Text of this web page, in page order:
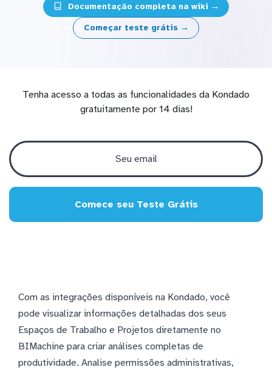
Documentação completa na wiki →
Começar teste grátis →
Tenha acesso a todas as funcionalidades da Kondado
gratuitamente por 14 dias!
Comece seu Teste Grátis
Com as integrações disponíveis na Kondado, você
pode visualizar informações detalhadas dos seus
Espaços de Trabalho e Projetos diretamente no
BIMachine para criar análises completas de
produtividade. Analise permissões administrativas,